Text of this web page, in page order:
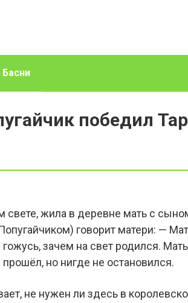
Басни
победил
свете, жила в деревне мать с
говорит матери: —
зачем на свет родился.
но нигде не остановился.
не нужен ли здесь в